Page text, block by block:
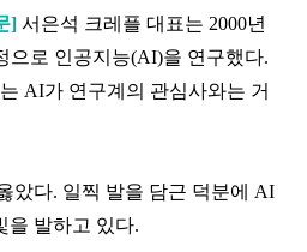
] 서은석 크레플 대표는 2000년
으로 인공지능(AI)을 연구했다.
AI가 연구계의 관심사와는 거
았다. 일찍 발을 담근 덕분에 AI
을 발하고 있다.